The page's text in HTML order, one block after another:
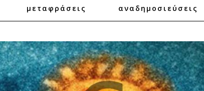
μεταφράσεις αναδημοσιεύσεις